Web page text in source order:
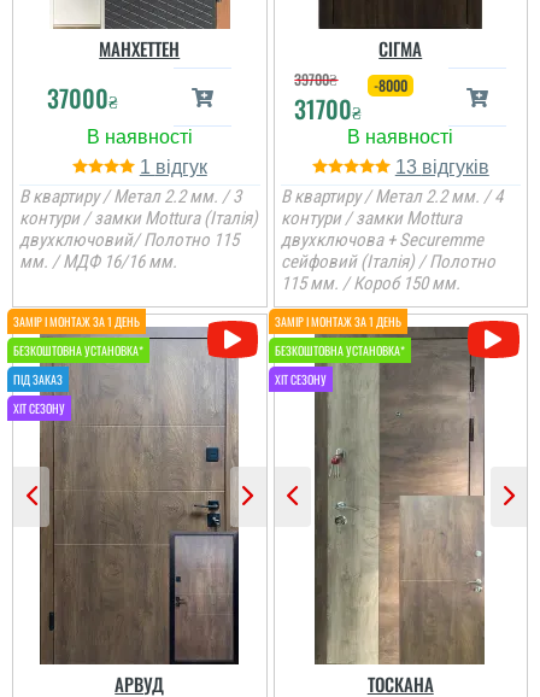
Вікторія
Встановили через пару
днів, все сподобалось,
хлопці монтажники
молодці, хоч і намокли
під зливою, Двері
хороші та якісні. ...
читати всі відгуки
МАНХЕТТЕН
37000₴
1
В квартиру / Метал 2.2 мм. / 3
контури / замки Mottura (Італія)
двухключовий/ Полотно 115
мм. / МДФ 16/16 мм.
СІГМА
39700₴
31700₴
-8000
13
В квартиру / Метал 2.2 мм. / 4
контури / замки Mottura
двухключова + Securemme
сейфовий (Італія) / Полотно
115 мм. / Короб 150 мм.
АРВУД ТОСКАНА